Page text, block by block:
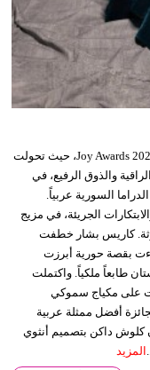
سجّلت النجمات السوريات حضوراً لافتاً في حفل Joy Awards 2026، حيث تحولت
والذوق الرفيع، في
السورية عربياً.
الجريئة، في مزيج
كاريس بشار خطفت
بقصة حورية أبرزت
طابعاً ملكياً. واكتملت
على مكياج سموكي
أفضل ممثلة عربية
كلوش داكن بتصميم أنثوي
المزيد